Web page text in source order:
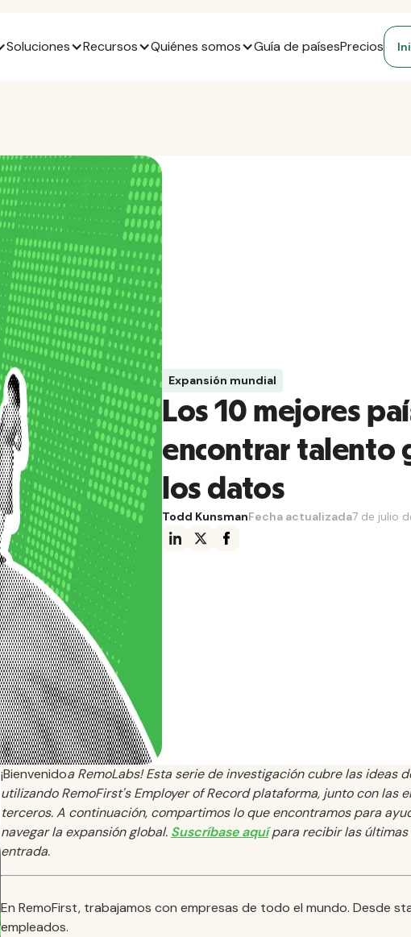
Soluciones Recursos Quiénes somos Guía de paísesPrecios
Expansión mundial
Los 10 mejores
encontrar talento
los datos
Todd KunsmanFecha actualizada7 de julio
‍¡Bienvenidoa RemoLabs! Esta serie de investigación cubre las ideas
utilizando RemoFirst's Employer of Record plataforma, junto con las
terceros. A continuación, compartimos lo que encontramos para
navegar la expansión global. Suscríbase aquípara recibir las últimas
entrada.
En RemoFirst, trabajamos con empresas de todo el mundo. Desde
empleados.